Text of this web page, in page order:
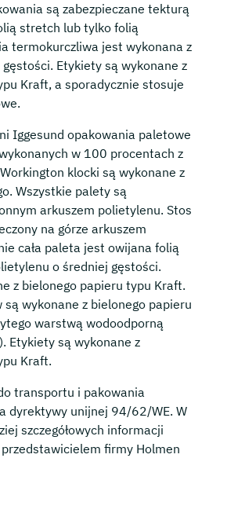
są zabezpieczane tekturą
stretch lub tylko folią
termokurczliwa jest wykonana z
Etykiety są wykonane z
Kraft, a sporadycznie stosuje
Iggesund opakowania paletowe
w 100 procentach z
klocki są wykonane z
Wszystkie palety są
arkuszem polietylenu. Stos
na górze arkuszem
cała paleta jest owijana folią
o średniej gęstości.
z bielonego papieru typu Kraft.
są wykonane z bielonego papieru
warstwą wodoodporną
Etykiety są wykonane z
Kraft.
transportu i pakowania
dyrektywy unijnej 94/62/WE. W
szczegółowych informacji
firmy Holmen